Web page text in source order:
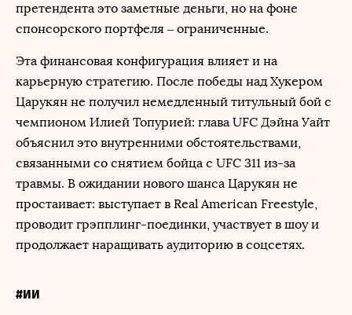
претендента это заметные деньги, но на фоне
спонсорского портфеля – ограниченные.
Эта финансовая конфигурация влияет и на
карьерную стратегию. После победы над Хукером
Царукян не получил немедленный титульный бой с
чемпионом Илией Топурией: глава UFC Дэйна Уайт
объяснил это внутренними обстоятельствами,
связанными со снятием бойца с UFC 311 из-за
травмы. В ожидании нового шанса Царукян не
простаивает: выступает в Real American Freestyle,
проводит грэпплинг-поединки, участвует в шоу и
продолжает наращивать аудиторию в соцсетях.
#ИИ